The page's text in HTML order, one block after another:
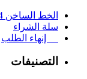
الخط الساخن 15474
سلة الشراء
إنهاء الطلب
التصنيفات